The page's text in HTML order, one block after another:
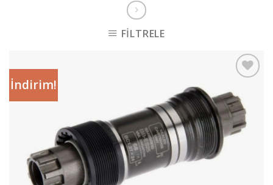
FILTRELE
İndirim!
Add to
wishlist